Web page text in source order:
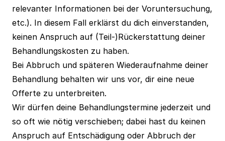
relevanter Informationen bei der Voruntersuchung,
etc.). In diesem Fall erklärst du dich einverstanden,
keinen Anspruch auf (Teil-)Rückerstattung deiner
Behandlungskosten zu haben.
Bei Abbruch und späteren Wiederaufnahme deiner
Behandlung behalten wir uns vor, dir eine neue
Offerte zu unterbreiten.
Wir dürfen deine Behandlungstermine jederzeit und
so oft wie nötig verschieben; dabei hast du keinen
Anspruch auf Entschädigung oder Abbruch der